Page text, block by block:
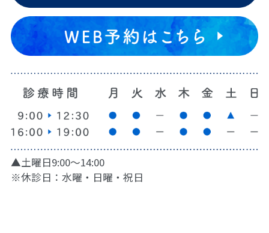
▲土曜日9:00〜14:00
※休診日：水曜・日曜・祝日